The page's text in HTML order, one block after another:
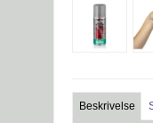
Beskrivelse